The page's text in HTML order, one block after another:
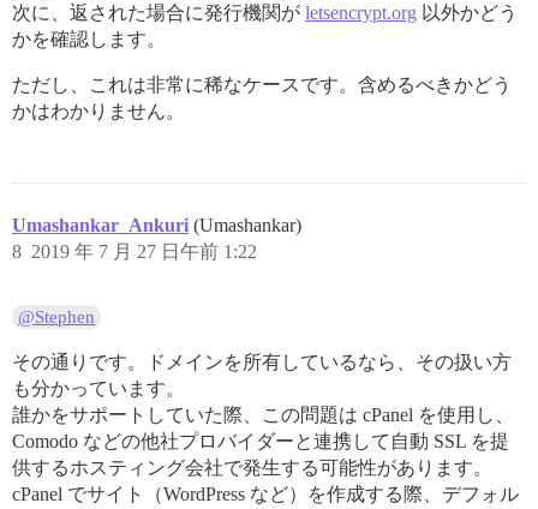
次に、返された場合に発行機関が letsencrypt.org 以外かどう
かを確認します。
ただし、これは非常に稀なケースです。含めるべきかどう
かはわかりません。
Umashankar_Ankuri (Umashankar)
2019 年 7 月 27 日午前 1:22
8
@Stephen
その通りです。ドメインを所有しているなら、その扱い方
も分かっています。
誰かをサポートしていた際、この問題は cPanel を使用し、
Comodo などの他社プロバイダーと連携して自動 SSL を提
供するホスティング会社で発生する可能性があります。
cPanel でサイト（WordPress など）を作成する際、デフォル